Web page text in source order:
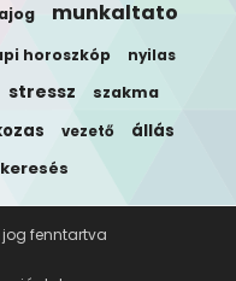
munkaltato
horoszkóp nyilas
stressz szakma
vezető állás
jog fenntartva